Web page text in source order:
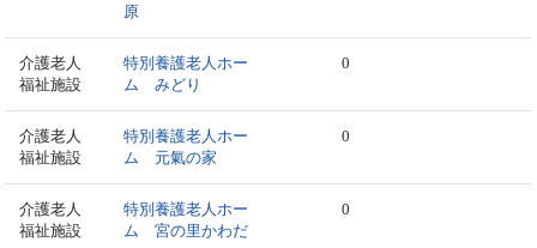
原
介護老人
福祉施設
特別養護老人ホー
ム みどり
0
介護老人
福祉施設
特別養護老人ホー
ム 元氣の家
0
介護老人
福祉施設
特別養護老人ホー
ム 宮の里かわだ
0